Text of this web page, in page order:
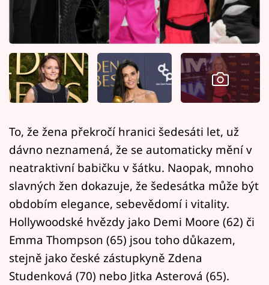
Filmový festival Karlovy Vary
Pořady
Mámy sobě
Sledujte nás
To, že žena překročí hranici šedesáti let, už
dávno neznamená, že se automaticky mění v
neatraktivní babičku v šátku. Naopak, mnoho
slavných žen dokazuje, že šedesátka může být
obdobím elegance, sebevědomí i vitality.
Hollywoodské hvězdy jako Demi Moore (62) či
Emma Thompson (65) jsou toho důkazem,
stejně jako české zástupkyně Zdena
Studenková (70) nebo Jitka Asterová (65).